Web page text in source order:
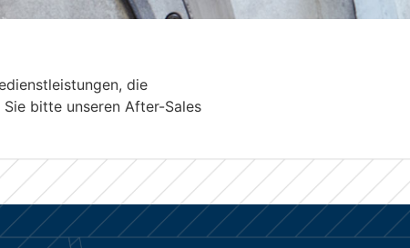
die
bitte unseren After-Sales